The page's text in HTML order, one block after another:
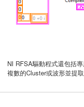
NI RFSA驅動程式還包括
複數的Cluster或波形並提取